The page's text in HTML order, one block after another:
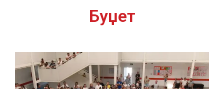
Буџет